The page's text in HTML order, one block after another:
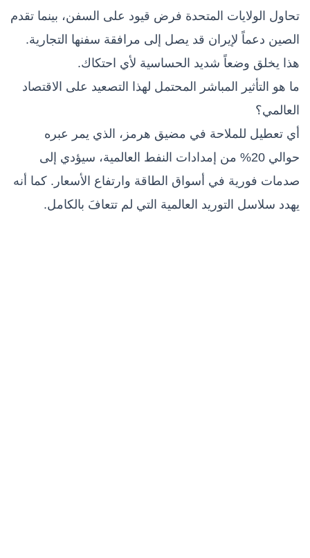
تحاول الولايات المتحدة فرض قيود على السفن، بينما تقدم
الصين دعماً لإيران قد يصل إلى مرافقة سفنها التجارية.
هذا يخلق وضعاً شديد الحساسية لأي احتكاك.
ما هو التأثير المباشر المحتمل لهذا التصعيد على الاقتصاد
العالمي؟
أي تعطيل للملاحة في مضيق هرمز، الذي يمر عبره
حوالي 20% من إمدادات النفط العالمية، سيؤدي إلى
صدمات فورية في أسواق الطاقة وارتفاع الأسعار. كما أنه
يهدد سلاسل التوريد العالمية التي لم تتعافَ بالكامل.